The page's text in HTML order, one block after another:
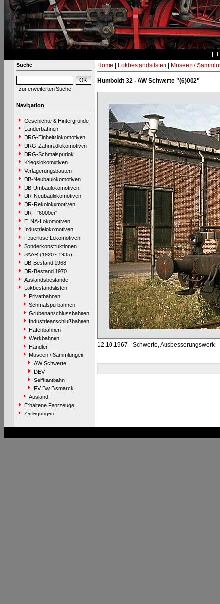
Suche
zur erweiterten Suche
Navigation
Geschichte & Hintergründe
Länderbahnen
DRG-Einheitslokomotiven
DRG-Zahnradlokomotiven
DRG-Schmalspurlok.
Kriegslokomotiven
Verlagerungsbauten
DB-Neubaulokomotiven
DB-Umbaulokomotiven
DR-Neubaulokomotiven
DR-Rekolokomotiven
DR - "6000er"
ELNA-Lokomotiven
Industrielokomotiven
Feuerlose Lokomotiven
Sonderkonstruktionen
SAAR (1920 - 1935)
DB-Bestand 1968
DR-Bestand 1970
Auslandsbestände
Lokbestandslisten
Privatbahnen
Schmalspurbahnen
Grubenanschlussbahnen
Industrieanschlußbahnen
Hafenbahnen
Werkbahnen
Händler
Museen / Sammlungen
AW Schwerte
DEV
Selfkantbahn
FV Bw Bismarck
Ausland
Erhaltene Fahrzeuge
Zerlegungen
Home Lokbestandslisten Museen /
Humboldt 32 - AW Schwerte "(6)002"
12.10.1967 - Schwerte, Ausbesserungswerk